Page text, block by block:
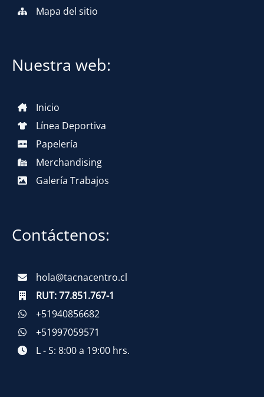
Mapa del sitio
Nuestra web:
Inicio
Línea Deportiva
Papelería
Merchandising
Galería Trabajos
Contáctenos:
hola@tacnacentro.cl
RUT:77.851.767-1
+51940856682
+51997059571
L - S: 8:00 a 19:00 hrs.